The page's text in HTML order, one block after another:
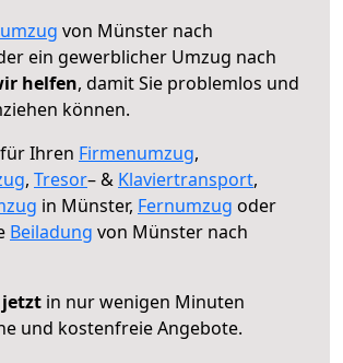
von Münster nach
ein gewerblicher Umzug nach
helfen, damit Sie problemlos und
können.
Ihren Firmenumzug,
, Tresor– & Klaviertransport,
in Münster, Fernumzug oder
Beiladung von Münster nach
jetzt in nur wenigen Minuten
und kostenfreie Angebote.